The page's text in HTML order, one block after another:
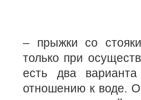
– прыжки со
только при
есть два
отношению к воде.